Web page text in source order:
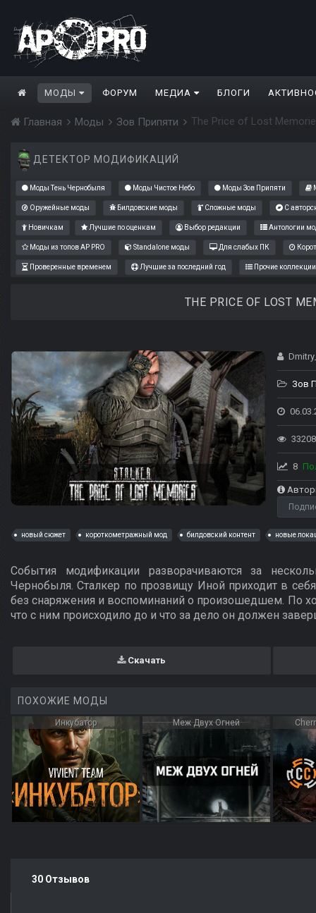
МОДЫ ФОРУМ МЕДИА БЛОГИ
Главная Моды Зов Припяти The Price of Lost
ДЕТЕКТОР МОДИФИКАЦИЙ
Моды Тень Чернобыля Моды Чистое Небо Моды Зов Припяти
Оружейные моды Билдовские моды Сложные моды С
Новичкам Лучшие по оценкам Выбор редакции Антологии
Моды из топов AP PRO Standalone моды Для слабых ПК
Проверенные временем Лучшие за последний год Прочие коллекции
THE PRICE OF LOST
Зов
8
новый сюжет короткометражный мод билдовский контент новые
События модификации разворачиваются за
Чернобыля. Сталкер по прозвищу Иной приходит в
без снаряжения и воспоминаний о произошедшем. По
что с ним происходило до и что за дело он должен
Скачать
ПОХОЖИЕ МОДЫ
Инкубатор Меж Двух Огней
30 Отзывов